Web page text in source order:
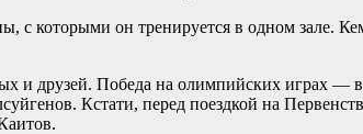
с которыми он тренируется в одном зале.
и друзей. Победа на олимпийских играх —
Кстати, перед поездкой на